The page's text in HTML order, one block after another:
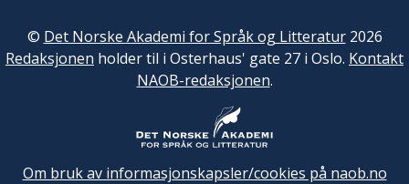
© Det Norske Akademi for Språk og Litteratur2026
Redaksjonen holder til i Osterhaus' gate 27 i Oslo. Kontakt
NAOB-redaksjonen.
Om bruk av informasjonskapsler/cookies på naob.no